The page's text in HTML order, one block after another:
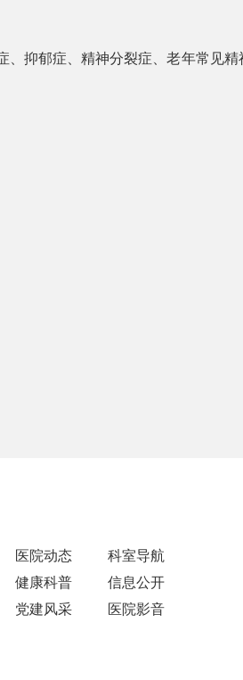
抑郁症、精神分裂症、老年常见
医院动态
科室导航
健康科普
信息公开
党建风采 医院影音